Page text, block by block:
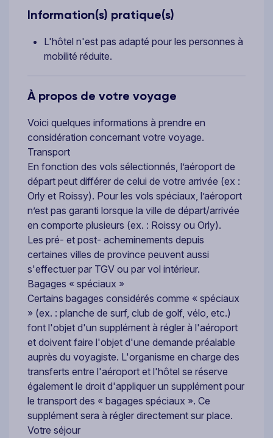
Information(s) pratique(s)
L'hôtel n'est pas adapté pour les personnes à
mobilité réduite.
À propos de votre voyage
Voici quelques informations à prendre en
considération concernant votre voyage.
Transport
En fonction des vols sélectionnés, l’aéroport de
départ peut différer de celui de votre arrivée (ex :
Orly et Roissy). Pour les vols spéciaux, l’aéroport
n’est pas garanti lorsque la ville de départ/arrivée
en comporte plusieurs (ex. : Roissy ou Orly).
Les pré- et post- acheminements depuis
certaines villes de province peuvent aussi
s'effectuer par TGV ou par vol intérieur.
Bagages « spéciaux »
Certains bagages considérés comme « spéciaux
» (ex. : planche de surf, club de golf, vélo, etc.)
font l'objet d'un supplément à régler à l'aéroport
et doivent faire l'objet d'une demande préalable
auprès du voyagiste. L'organisme en charge des
transferts entre l'aéroport et l'hôtel se réserve
également le droit d'appliquer un supplément pour
le transport des « bagages spéciaux ». Ce
supplément sera à régler directement sur place.
Votre séjour